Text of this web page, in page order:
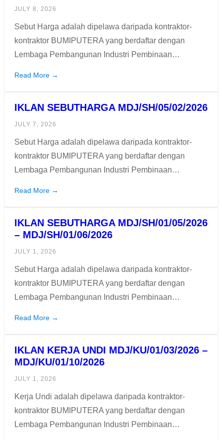
JULY 8, 2026
Sebut Harga adalah dipelawa daripada kontraktor-
kontraktor BUMIPUTERA yang berdaftar dengan
Lembaga Pembangunan Industri Pembinaan…
Read More →
IKLAN SEBUTHARGA MDJ/SH/05/02/2026
JULY 7, 2026
Sebut Harga adalah dipelawa daripada kontraktor-
kontraktor BUMIPUTERA yang berdaftar dengan
Lembaga Pembangunan Industri Pembinaan…
Read More →
IKLAN SEBUTHARGA MDJ/SH/01/05/2026
– MDJ/SH/01/06/2026
JULY 1, 2026
Sebut Harga adalah dipelawa daripada kontraktor-
kontraktor BUMIPUTERA yang berdaftar dengan
Lembaga Pembangunan Industri Pembinaan…
Read More →
IKLAN KERJA UNDI MDJ/KU/01/03/2026 –
MDJ/KU/01/10/2026
JULY 1, 2026
Kerja Undi adalah dipelawa daripada kontraktor-
kontraktor BUMIPUTERA yang berdaftar dengan
Lembaga Pembangunan Industri Pembinaan…